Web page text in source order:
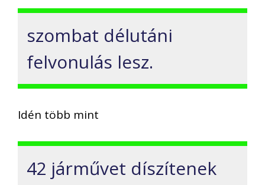
szombat délutáni
felvonulás lesz.
Idén több mint
42 járművet díszítenek